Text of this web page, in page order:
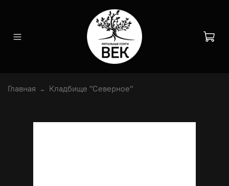
Главная Кладбище "Северное"